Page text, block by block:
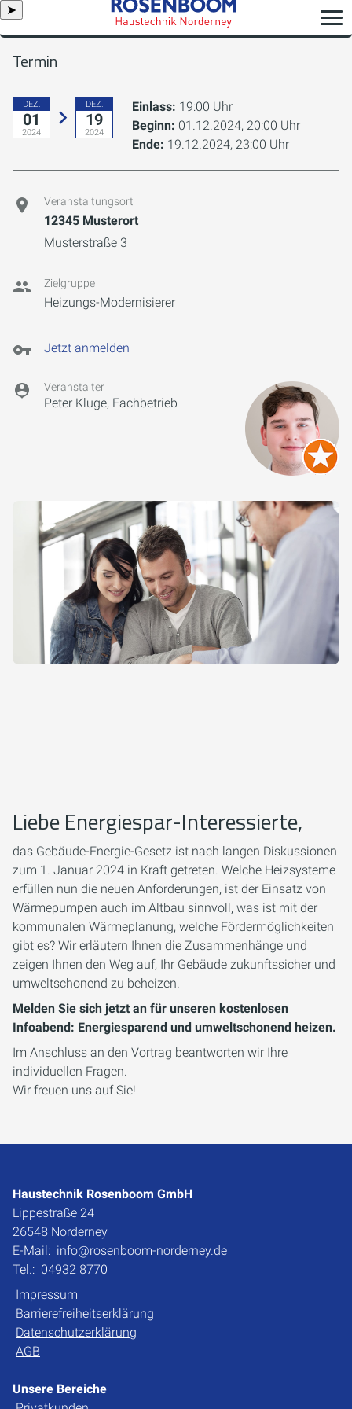
➤
Liebe Energiespar-Interessierte,
das Gebäude-Energie-Gesetz ist nach langen Diskussionen
zum 1. Januar 2024 in Kraft getreten. Welche Heizsysteme
erfüllen nun die neuen Anforderungen, ist der Einsatz von
Wärmepumpen auch im Altbau sinnvoll, was ist mit der
kommunalen Wärmeplanung, welche Fördermöglichkeiten
gibt es? Wir erläutern Ihnen die Zusammenhänge und
zeigen Ihnen den Weg auf, Ihr Gebäude zukunftssicher und
umweltschonend zu beheizen.
Melden Sie sich jetzt an für unseren kostenlosen
Infoabend: Energiesparend und umweltschonend heizen.
Im Anschluss an den Vortrag beantworten wir Ihre
individuellen Fragen.
Wir freuen uns auf Sie!
Termin
DEZ.
01
2024
DEZ.
19
2024
Einlass: 19:00 Uhr
Beginn: 01.12.2024, 20:00 Uhr
Ende: 19.12.2024, 23:00 Uhr
Veranstaltungsort
12345 Musterort
Musterstraße 3
Zielgruppe
Heizungs-Modernisierer
Jetzt anmelden
Veranstalter
Peter Kluge, Fachbetrieb
Haustechnik Rosenboom GmbH
Lippestraße 24
26548 Norderney
E-Mail: info@rosenboom-norderney.de
Tel.: 04932 8770
Impressum
Barrierefreiheitserklärung
Datenschutzerklärung
AGB
Unsere Bereiche